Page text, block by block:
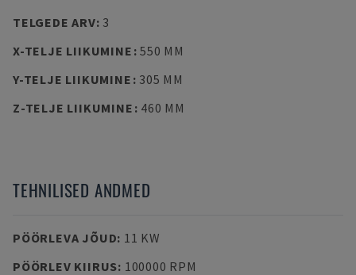
TELGEDE ARV: 3
X-TELJE LIIKUMINE :550 MM
Y-TELJE LIIKUMINE : 305 MM
Z-TELJE LIIKUMINE : 460 MM
TEHNILISED ANDMED
PÖÖRLEVA JÕUD: 11 KW
PÖÖRLEV KIIRUS: 100000 RPM